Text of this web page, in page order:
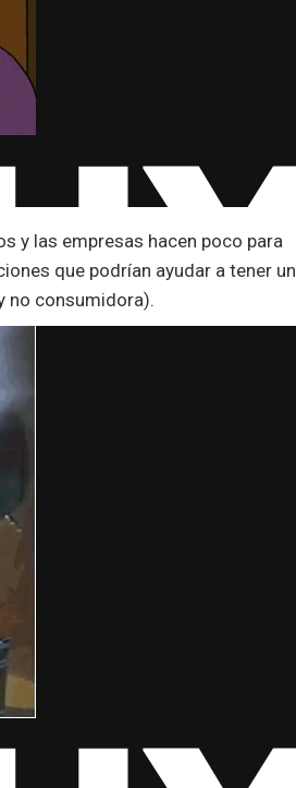
y las empresas hacen poco para
que podrían ayudar a tener un
no consumidora).